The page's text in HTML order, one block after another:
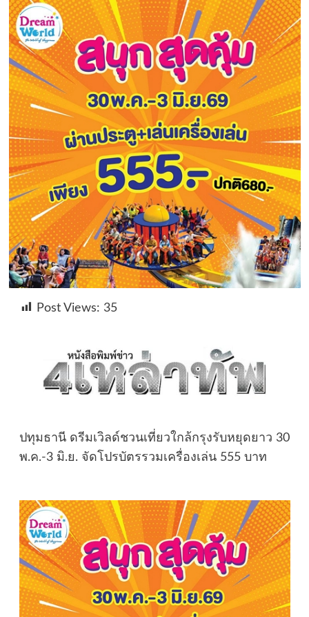
Post Views: 35
ปทุมธานี ดรีมเวิลด์ชวนเที่ยวใกล้กรุงรับหยุดยาว 30
พ.ค.-3 มิ.ย. จัดโปรบัตรรวมเครื่องเล่น 555 บาท